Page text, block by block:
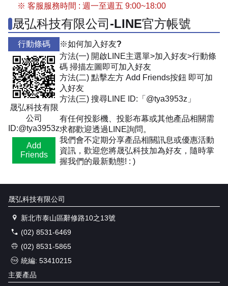
※ 客服服務時間 : 週一至週五 9:00~18:00
晟弘科技有限公司-LINE官方帳號
行動條碼
晟弘科技有限
公司
ID:@tya3953z
Add
Friends
※如何加入好友?
方法(一) 開啟LINE主選單>加入好友>行動條
碼 掃描左圖即可加入好友
方法(二) 點擊左方 Add Friends按鈕 即可加
入好友
方法(三) 搜尋LINE ID:「@tya3953z」
有任何投影機、投影布幕或其他產品相關需
求都歡迎透過LINE詢問。
我們會不定期分享產品相關訊息或優惠活動
資訊，歡迎您將晟弘科技加為好友，隨時掌
握我們的最新動態! : )
晟弘科技有限公司
新北市泰山區辭修路10之13號
(02) 8531-6469
(02) 8531-5865
統編: 53410215
主要產品